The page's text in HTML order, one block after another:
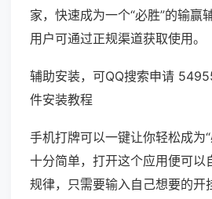
家，快速成为一个“必胜”的输赢
用户可通过正规渠道获取使用。
辅助安装，可QQ搜索申请
件安装教程
手机打牌可以一键让你轻松成为
十分简单，打开这个应用便可以
规律，只需要输入自己想要的开